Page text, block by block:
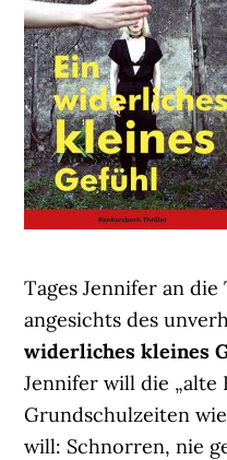
Tages Jennifer an
angesichts des
widerliches kleines
Jennifer will die „alte
Grundschulzeiten
will: Schnorren, nie